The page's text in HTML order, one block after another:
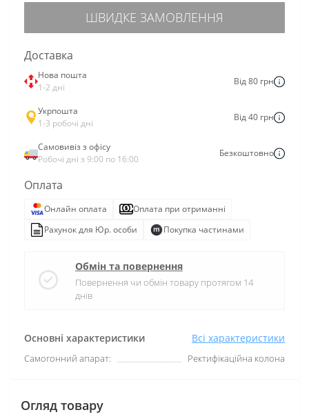
Основні характеристики Всі характеристики
Самогонний апарат: Ректифікаційна колона
ШВИДКЕ ЗАМОВЛЕННЯ
Доставка
Нова пошта
1-2 дні
Від 80 грн
Укрпошта
1-3 робочі дні
Від 40 грн
Самовивіз з офісу
Робочі дні з 9:00 по 16:00
Безкоштовно
Оплата
Онлайн оплата
Оплата при отриманні
Рахунок для Юр. особи
Покупка частинами
Обмін та повернення
Повернення чи обмін товару протягом 14
днів
Огляд товару